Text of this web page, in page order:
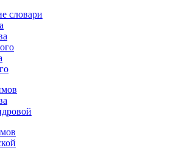
словари